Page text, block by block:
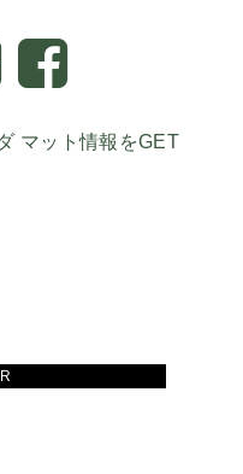
マット情報をGET